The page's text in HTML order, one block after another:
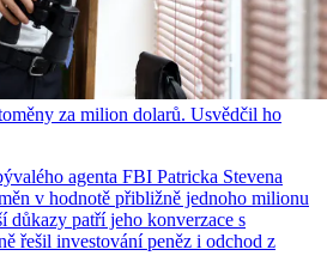
za milion dolarů. Usvědčil ho
agenta FBI Patricka Stevena
v hodnotě přibližně jednoho milionu
důkazy patří jeho konverzace s
řešil investování peněz i odchod z